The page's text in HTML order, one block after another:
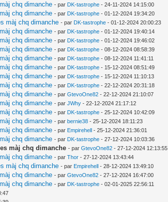
chq dimanche - par DK-tastrophe - 24-11-2024 14:15:00
chq dimanche - par DK-tastrophe - 01-12-2024 19:34:20
màj chq dimanche - par DK-tastrophe - 01-12-2024 20:00:23
chq dimanche - par DK-tastrophe - 01-12-2024 19:40:14
chq dimanche - par DK-tastrophe - 01-12-2024 19:46:02
chq dimanche - par DK-tastrophe - 08-12-2024 08:58:39
chq dimanche - par DK-tastrophe - 08-12-2024 11:41:11
chq dimanche - par DK-tastrophe - 15-12-2024 08:51:49
chq dimanche - par DK-tastrophe - 15-12-2024 11:10:13
chq dimanche - par DK-tastrophe - 22-12-2024 20:31:18
chq dimanche - parGtevoOne82 - 22-12-2024 21:10:07
chq dimanche - parJWhy - 22-12-2024 21:17:12
chq dimanche - par DK-tastrophe - 25-12-2024 10:42:09
chq dimanche - parbernie38 - 25-12-2024 18:11:23
chq dimanche - par Empirehell - 25-12-2024 21:36:01
chq dimanche - par DK-tastrophe - 27-12-2024 10:03:36
màj chq dimanche - parGtevoOne82 - 27-12-2024 12:13:55
chq dimanche - parThor - 27-12-2024 13:43:44
màj chq dimanche - par Empirehell - 28-12-2024 13:49:10
chq dimanche - parGtevoOne82 - 27-12-2024 16:47:00
chq dimanche - par DK-tastrophe - 02-01-2025 22:56:11